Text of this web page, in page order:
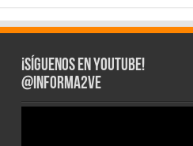
¡Síguenos en YouTube!
@informa2ve